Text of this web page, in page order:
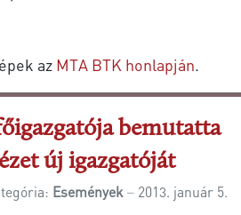
az MTA BTK honlapján.
bemutatta
új igazgatóját
Események 2013. január 5.